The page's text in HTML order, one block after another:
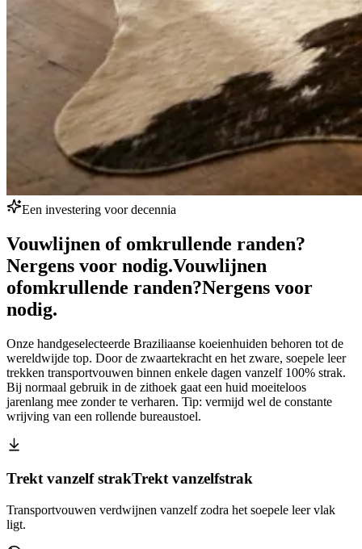
Een investering voor decennia
Vouwlijnen of omkrullende randen?
Nergens voor nodig.Vouwlijnen
ofomkrullende randen?Nergens voor
nodig.
Onze handgeselecteerde Braziliaanse koeienhuiden behoren tot de
wereldwijde top. Door de zwaartekracht en het zware, soepele leer
trekken transportvouwen binnen enkele dagen vanzelf 100% strak.
Bij normaal gebruik in de zithoek gaat een huid moeiteloos
jarenlang mee zonder te verharen. Tip: vermijd wel de constante
wrijving van een rollende bureaustoel.
Trekt vanzelf strakTrekt vanzelfstrak
Transportvouwen verdwijnen vanzelf zodra het soepele leer vlak
ligt.